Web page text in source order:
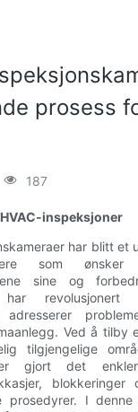
prosess
187
inspeksjoner
har blitt et
som
sine og
revolusjonert
adresserer
Ved å tilby
tilgjengelige
gjort det
blokkeringer
prosedyrer. I